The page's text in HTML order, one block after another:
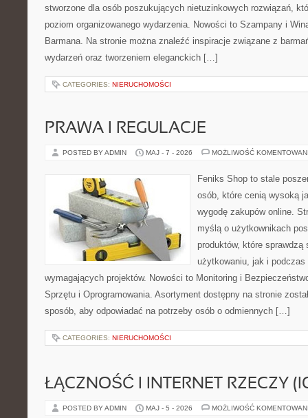
stworzone dla osób poszukujących nietuzinkowych rozwiązań,
poziom organizowanego wydarzenia. Nowości to Szampany i
Barmana. Na stronie można znaleźć inspiracje związane z
wydarzeń oraz tworzeniem eleganckich […]
CATEGORIES: NIERUCHOMOŚCI
PRAWA I REGULACJE
POSTED BY ADMIN MAJ - 7 - 2026 MOŻLIWOŚĆ
Feniks Shop to stale
osób, które cenią wysoką
wygodę zakupów online.
myślą o użytkownikach
produktów, które
użytkowaniu, jak i podczas
wymagających projektów. Nowości to Monitoring i
Sprzętu i Oprogramowania. Asortyment dostępny na stronie
sposób, aby odpowiadać na potrzeby osób o odmiennych […]
CATEGORIES: NIERUCHOMOŚCI
ŁĄCZNOŚĆ I INTERNET RZECZY
POSTED BY ADMIN MAJ - 5 - 2026 MOŻLIWOŚĆ